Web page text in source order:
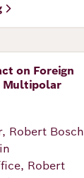
on Foreign
Multipolar
Robert Bosch
Robert